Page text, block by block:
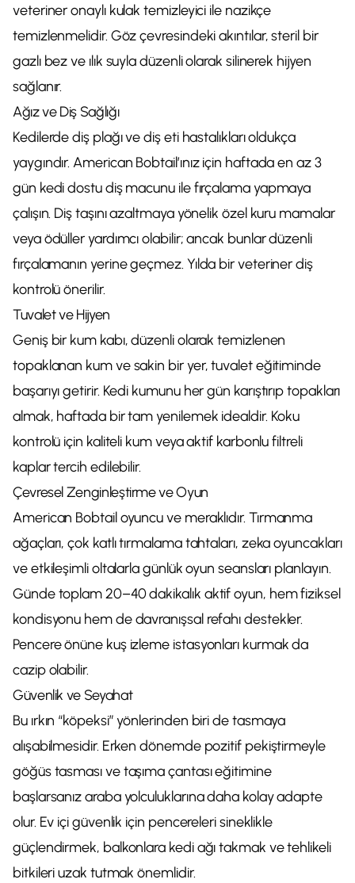
veteriner onaylı kulak temizleyici ile nazikçe
temizlenmelidir. Göz çevresindeki akıntılar, steril bir
gazlı bez ve ılık suyla düzenli olarak silinerek hijyen
sağlanır.
Ağız ve Diş Sağlığı
Kedilerde diş plağı ve diş eti hastalıkları oldukça
yaygındır. American Bobtail’ınız için haftada en az 3
gün kedi dostu diş macunu ile fırçalama yapmaya
çalışın. Diş taşını azaltmaya yönelik özel kuru mamalar
veya ödüller yardımcı olabilir; ancak bunlar düzenli
fırçalamanın yerine geçmez. Yılda bir veteriner diş
kontrolü önerilir.
Tuvalet ve Hijyen
Geniş bir kum kabı, düzenli olarak temizlenen
topaklanan kum ve sakin bir yer, tuvalet eğitiminde
başarıyı getirir. Kedi kumunu her gün karıştırıp topakları
almak, haftada bir tam yenilemek idealdir. Koku
kontrolü için kaliteli kum veya aktif karbonlu filtreli
kaplar tercih edilebilir.
Çevresel Zenginleştirme ve Oyun
American Bobtail oyuncu ve meraklıdır. Tırmanma
ağaçları, çok katlı tırmalama tahtaları, zeka oyuncakları
ve etkileşimli oltalarla günlük oyun seansları planlayın.
Günde toplam 20–40 dakikalık aktif oyun, hem fiziksel
kondisyonu hem de davranışsal refahı destekler.
Pencere önüne kuş izleme istasyonları kurmak da
cazip olabilir.
Güvenlik ve Seyahat
Bu ırkın “köpeksi” yönlerinden biri de tasmaya
alışabilmesidir. Erken dönemde pozitif pekiştirmeyle
göğüs tasması ve taşıma çantası eğitimine
başlarsanız araba yolculuklarına daha kolay adapte
olur. Ev içi güvenlik için pencereleri sineklikle
güçlendirmek, balkonlara kedi ağı takmak ve tehlikeli
bitkileri uzak tutmak önemlidir.